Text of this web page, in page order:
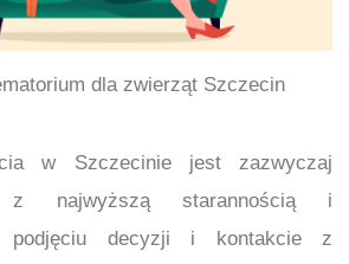
dla zwierząt Szczecin
w Szczecinie jest zazwyczaj
z najwyższą starannością i
podjęciu decyzji i kontakcie z